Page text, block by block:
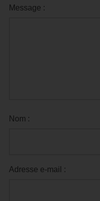
Message :
Nom :
Adresse e-mail :